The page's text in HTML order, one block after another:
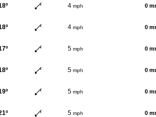
4 mph 0
4 mph 0
5 mph 0
5 mph 0
5 mph 0
5 mph 0